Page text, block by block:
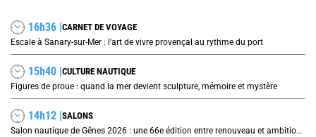
16h36 |CARNET DE VOYAGE
Escale à Sanary-sur-Mer : l'art de vivre provençal au rythme du port
15h40 |CULTURE NAUTIQUE
Figures de proue : quand la mer devient sculpture, mémoire et mystère
14h12 |SALONS
Salon nautique de Gênes 2026 : une 66e édition entre renouveau et ambitions internationales